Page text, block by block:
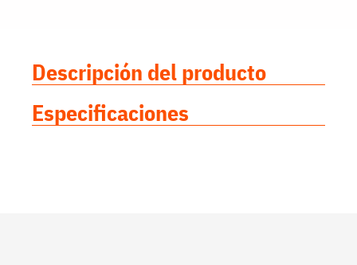
Descripción del producto
Especificaciones